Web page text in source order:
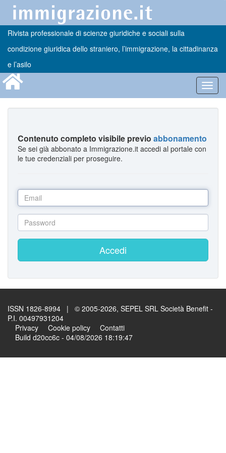
Rivista professionale di scienze giuridiche e sociali sulla
condizione giuridica dello straniero, l’immigrazione, la cittadinanza
e l’asilo
Contenuto completo visibile previo abbonamento
Se sei già abbonato a Immigrazione.it accedi al portale con
le tue credenziali per proseguire.
Accedi
ISSN 1826-8994 | © 2005-2026, SEPEL SRL Società Benefit -
P.I. 00497931204
Privacy
Cookie policy
Contatti
Build d20cc6c - 04/08/2026 18:19:47